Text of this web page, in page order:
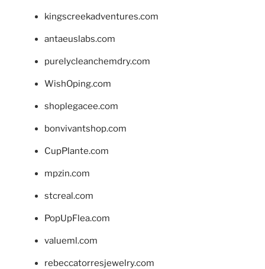
kingscreekadventures.com
antaeuslabs.com
purelycleanchemdry.com
WishOping.com
shoplegacee.com
bonvivantshop.com
CupPlante.com
mpzin.com
stcreal.com
PopUpFlea.com
valueml.com
rebeccatorresjewelry.com